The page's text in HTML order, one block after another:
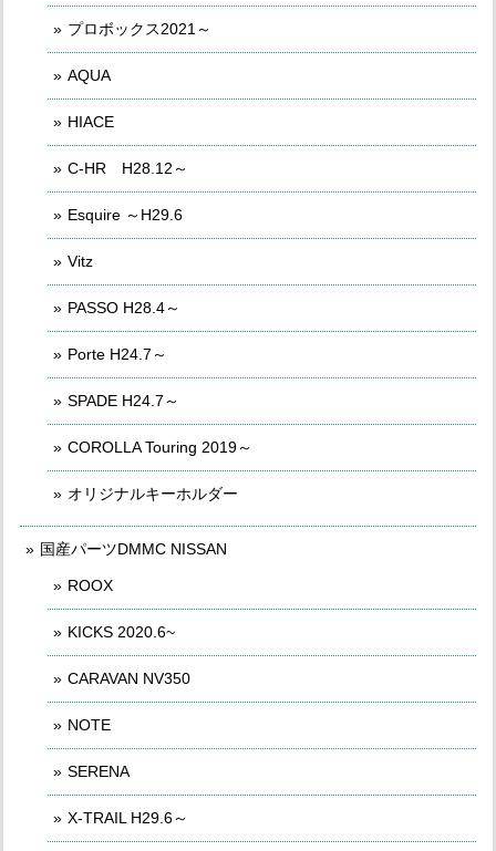
プロボックス2021～
AQUA
HIACE
C-HR H28.12～
Esquire ～H29.6
Vitz
PASSO H28.4～
Porte H24.7～
SPADE H24.7～
COROLLA Touring 2019～
オリジナルキーホルダー
国産パーツDMMC NISSAN
ROOX
KICKS 2020.6~
CARAVAN NV350
NOTE
SERENA
X-TRAIL H29.6～